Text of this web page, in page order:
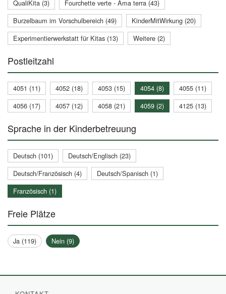
QualiKita (3)
Fourchette verte - Ama terra (43)
Burzelbaum im Vorschulbereich (49)
KinderMitWirkung (20)
Experimentierwerkstatt für Kitas (13)
Weitere (2)
Postleitzahl
4051 (11) 4052 (18) 4053 (15) 4054 (8)
4055 (11)
4056 (17)
4057 (12) 4058 (21) 4059 (2) 4125 (13)
Sprache in der Kinderbetreuung
Deutsch (101)
Deutsch/Englisch (23)
Deutsch/Französisch (4)
Deutsch/Spanisch (1)
Französisch (1)
Freie Plätze
Ja (119) Nein (9)